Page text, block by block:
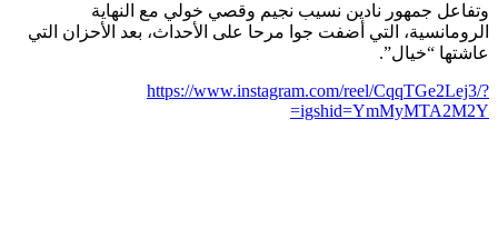
وتفاعل جمهور نادين نسيب نجيم وقصي خولي مع النهاية
الرومانسية، التي أضفت جوا مرحا على الأحداث، بعد الأحزان التي
عاشتها “خيال”.
https://www.instagram.com/reel/CqqTGe2Lej3/?
igshid=YmMyMTA2M2Y=